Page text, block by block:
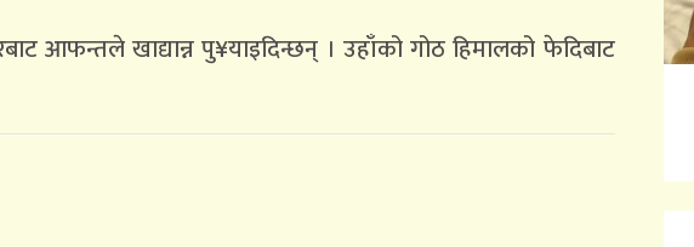
आफन्तले खाद्यान्न पु¥याइदिन्छन् । उहाँको गोठ हिमालको फेदिबाट